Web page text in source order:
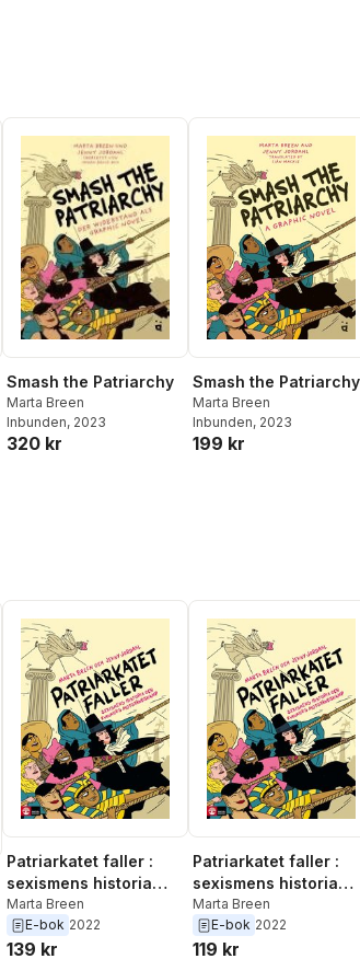
röster:
Smash the Patriarchy
Marta Breen
Inbunden, 2023
320 kr
Smash the Patriarchy
Marta Breen
Inbunden, 2023
199 kr
Patriarkatet faller :
sexismens historia
och kvinnors
motståndskamp
Marta Breen
E-bok 2022
139 kr
Patriarkatet faller :
sexismens historia
och kvinnors
motståndskamp
Marta Breen
E-bok 2022
119 kr